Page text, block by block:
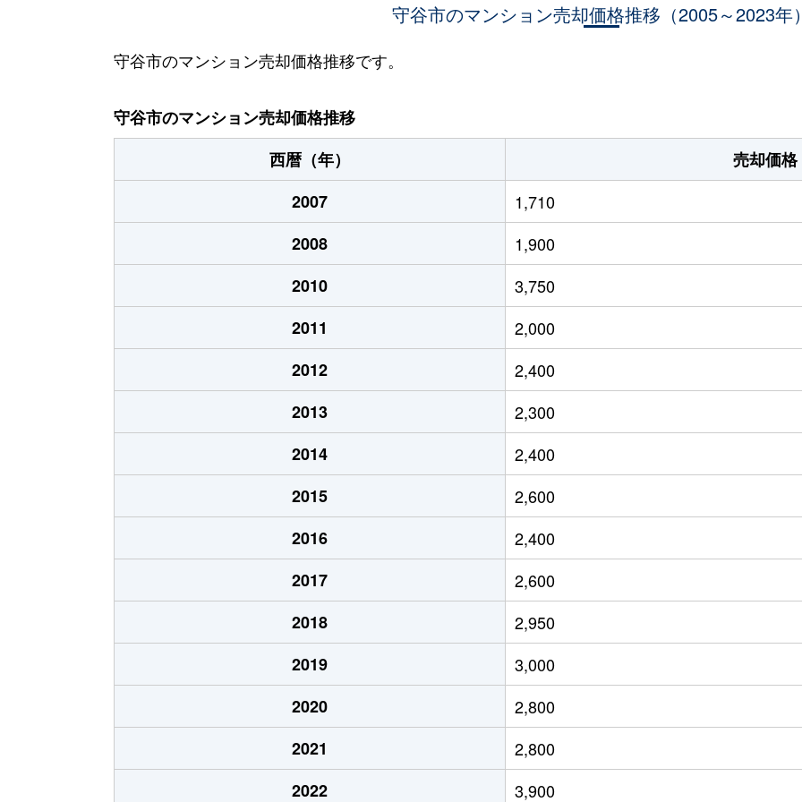
守谷市のマンション売却価格推移（2005～2023年）
守谷市のマンション売却価格推移です。
守谷市のマンション売却価格推移
西暦（年）
売却価格
2007
1,710
2008
1,900
2010
3,750
2011
2,000
2012
2,400
2013
2,300
2014
2,400
2015
2,600
2016
2,400
2017
2,600
2018
2,950
2019
3,000
2020
2,800
2021
2,800
2022
3,900